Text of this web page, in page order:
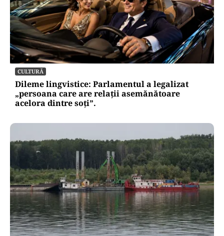
CULTURĂ
Dileme lingvistice: Parlamentul a legalizat
„persoana care are relații asemănătoare
acelora dintre soți”.